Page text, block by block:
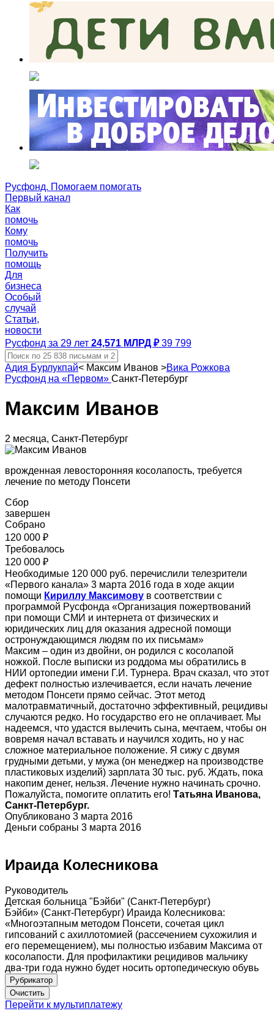
Русфонд. Помогаем помогать
Первый канал
Как
помочь
Кому
помочь
Получить
помощь
Для
бизнеса
Особый
случай
Статьи,
новости
Русфонд за 29 лет 24,571 МЛРД ₽ 39 799
Адия Бурлукпай< Максим Иванов >Вика Рожкова
Русфонд на «Первом» Санкт-Петербург
Максим Иванов
2 месяца, Санкт-Петербург
врожденная левосторонняя косолапость, требуется
лечение по методу Понсети
Сбор
завершен
Собрано
120 000 ₽
Требовалось
120 000 ₽
Необходимые 120 000 руб. перечислили телезрители
«Первого канала» 3 марта 2016 года в ходе акции
помощи Кириллу Максимову в соответствии с
программой Русфонда «Организация пожертвований
при помощи СМИ и интернета от физических и
юридических лиц для оказания адресной помощи
остронуждающимся людям по их письмам»
Максим – один из двойни, он родился с косолапой
ножкой. После выписки из роддома мы обратились в
НИИ ортопедии имени Г.И. Турнера. Врач сказал, что этот
дефект полностью излечивается, если начать лечение
методом Понсети прямо сейчас. Этот метод
малотравматичный, достаточно эффективный, рецидивы
случаются редко. Но государство его не оплачивает. Мы
надеемся, что удастся вылечить сына, мечтаем, чтобы он
вовремя начал вставать и научился ходить, но у нас
сложное материальное положение. Я сижу с двумя
грудными детьми, у мужа (он менеджер на производстве
пластиковых изделий) зарплата 30 тыс. руб. Ждать, пока
накопим денег, нельзя. Лечение нужно начинать срочно.
Пожалуйста, помогите оплатить его! Татьяна Иванова,
Санкт-Петербург.
Опубликовано 3 марта 2016
Деньги собраны 3 марта 2016
Ираида Колесникова
Руководитель
Детская больница "Бэйби" (Санкт-Петербург)
Бэйби» (Санкт-Петербург) Ираида Колесникова:
«Многоэтапным методом Понсети, сочетая цикл
гипсований с ахиллотомией (рассечением сухожилия и
его перемещением), мы полностью избавим Максима от
косолапости. Для профилактики рецидивов мальчику
два-три года нужно будет носить ортопедическую обувь
Рубрикатор
Перейти к мультиплатежу